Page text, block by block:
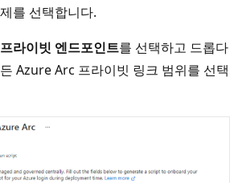
를 선택합니다.
프라이빗 엔드포인트를 선택하고 드롭다
Azure Arc 프라이빗 링크 범위를 선택